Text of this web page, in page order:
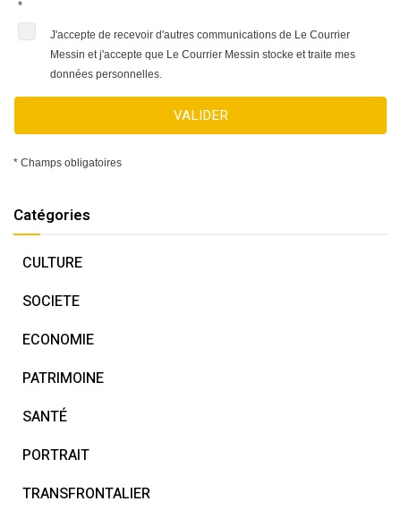
*
J'accepte de recevoir d'autres communications de Le Courrier
Messin et j'accepte que Le Courrier Messin stocke et traite mes
données personnelles.
VALIDER
* Champs obligatoires
Catégories
CULTURE
SOCIETE
ECONOMIE
PATRIMOINE
SANTÉ
PORTRAIT
TRANSFRONTALIER